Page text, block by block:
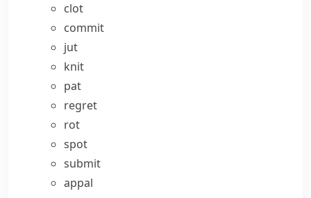
clot
commit
jut
knit
pat
regret
rot
spot
submit
appal